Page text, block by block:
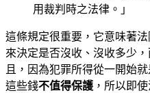
用裁判時之法律。」
這條規定很重要，它意味著
來決定是否沒收、沒收多少
且，因為犯罪所得從一開始
這些錢不值得保護 ，所以即